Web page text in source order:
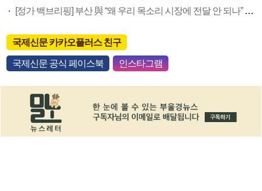
[정가 백브리핑] 부산 與 “왜 우리 목소리 시장에 전달 안 되나” 부글부글
국제신문 카카오플러스 친구
국제신문 공식 페이스북 인스타그램